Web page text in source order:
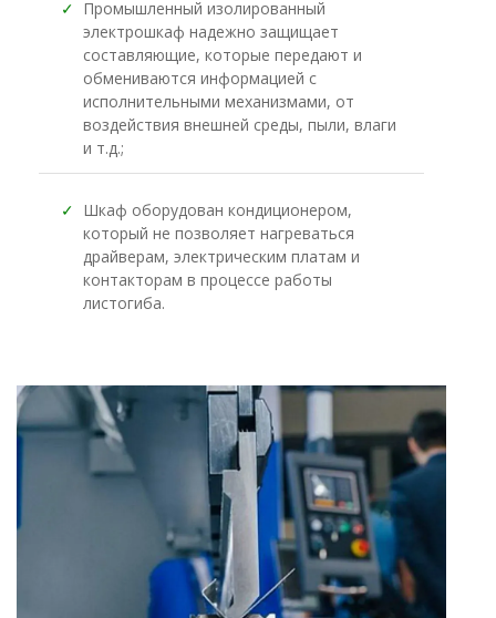
✓ Промышленный изолированный
электрошкаф надежно защищает
составляющие, которые передают и
обмениваются информацией с
исполнительными механизмами, от
воздействия внешней среды, пыли, влаги
и т.д.;
✓ Шкаф оборудован кондиционером,
который не позволяет нагреваться
драйверам, электрическим платам и
контакторам в процессе работы
листогиба.